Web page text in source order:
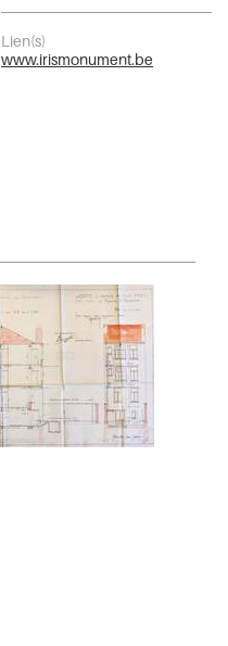
Lien(s)
www.irismonument.be